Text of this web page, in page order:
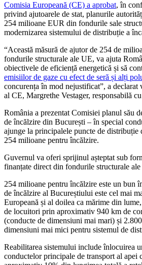
Comisia Europeană (CE) a aprobat, în
privind ajutoarele de stat, planurile
254 milioane EUR din fondurile sale
modernizarea sistemului de distribuție a
“Această măsură de ajutor de 254 de
fondurile structurale ale UE, va ajuta
obiectivele de eficiență energetică și să
emisiilor de gaze cu efect de seră și alți
concurența în mod nejustificat”, a declarat
al CE, Margrethe Vestager, responsabilă
România a prezentat Comisiei planul său
de încălzire din București – în special
ajunge la principalele puncte de distribuție
254 milioane pentru încălzire.
Guvernul va oferi sprijinul așteptat sub
finanțate direct din fondurile structurale
254 milioane pentru încălzire este un bun
de încălzire al Bucureștiului este cel mai
Europeană și al doilea ca mărime din
de locuitori prin aproximativ 940 km de
(conducte de dimensiuni mai mari) și
dimensiuni mai mici pentru sistemul de
Reabilitarea sistemului include înlocuirea
conductelor principale de transport al apei